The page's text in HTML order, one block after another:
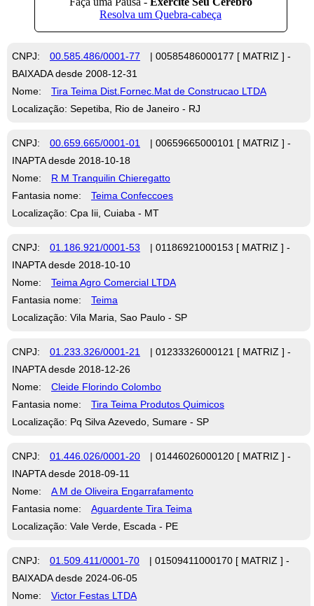
CNPJ: 00.585.486/0001-77
| 00585486000177 [ MATRIZ ] -
BAIXADA desde 2008-12-31
Nome:
Tira Teima Dist.Fornec.Mat de Construcao LTDA
Localização: Sepetiba, Rio de Janeiro - RJ
CNPJ: 00.659.665/0001-01
| 00659665000101 [ MATRIZ ] -
INAPTA desde 2018-10-18
Nome:
R M Tranquilin Chieregatto
Fantasia nome:
Teima Confeccoes
Localização: Cpa Iii, Cuiaba - MT
CNPJ: 01.186.921/0001-53
| 01186921000153 [ MATRIZ ] -
INAPTA desde 2018-10-10
Nome:
Teima Agro Comercial LTDA
Fantasia nome:
Teima
Localização: Vila Maria, Sao Paulo - SP
CNPJ: 01.233.326/0001-21
| 01233326000121 [ MATRIZ ] -
INAPTA desde 2018-12-26
Nome:
Cleide Florindo Colombo
Fantasia nome:
Tira Teima Produtos Quimicos
Localização: Pq Silva Azevedo, Sumare - SP
CNPJ: 01.446.026/0001-20
| 01446026000120 [ MATRIZ ] -
INAPTA desde 2018-09-11
Nome:
A M de Oliveira Engarrafamento
Fantasia nome:
Aguardente Tira Teima
Localização: Vale Verde, Escada - PE
CNPJ: 01.509.411/0001-70
| 01509411000170 [ MATRIZ ] -
BAIXADA desde 2024-06-05
Nome:
Victor Festas LTDA